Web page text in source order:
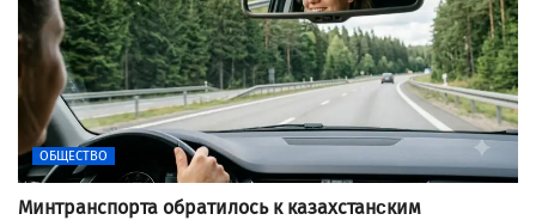
ОБЩЕСТВО
Минтранспорта обратилось к казахстанcким